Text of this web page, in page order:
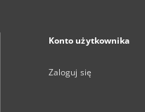
Konto użytkownika
Zaloguj się